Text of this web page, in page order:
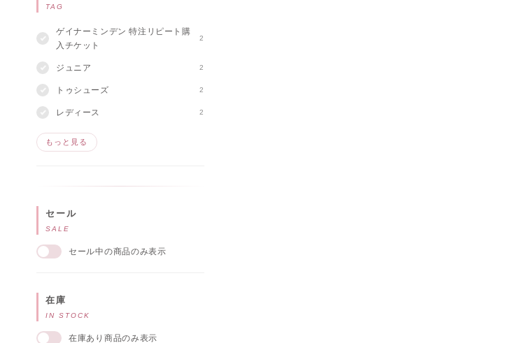
TAG
ゲイナーミンデン 特注リピート購
入チケット
2
ジュニア 2
トゥシューズ 2
レディース 2
もっと見る
セール
SALE
セール中の商品のみ表示
在庫
IN STOCK
在庫あり商品のみ表示